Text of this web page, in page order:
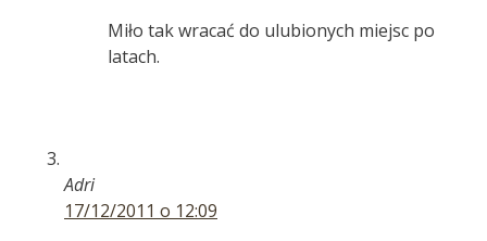
Miło tak wracać do ulubionych miejsc po
latach.
Adri
17/12/2011 o 12:09